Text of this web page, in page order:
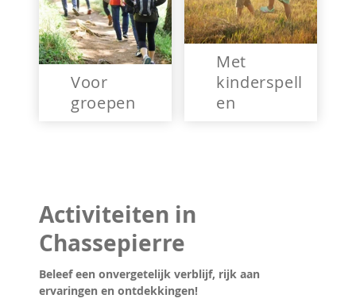
Voor
groepen
Met
kinderspell
en
Activiteiten in
Chassepierre
Beleef een onvergetelijk verblijf, rijk aan
ervaringen en ontdekkingen!